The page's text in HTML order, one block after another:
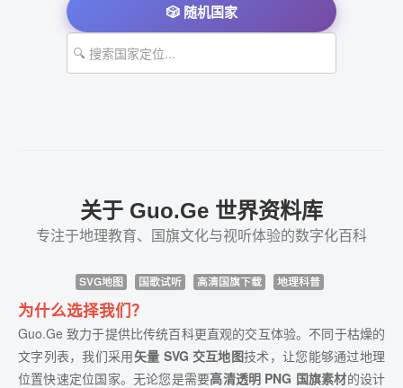
🎲 随机国家
关于 Guo.Ge 世界资料库
专注于地理教育、国旗文化与视听体验的数字化百科
SVG地图 国歌试听 高清国旗下载 地理科普
为什么选择我们？
Guo.Ge 致力于提供比传统百科更直观的交互体验。不同于枯燥的
文字列表，我们采用矢量 SVG 交互地图技术，让您能够通过地理
位置快速定位国家。无论您是需要高清透明 PNG 国旗素材的设计